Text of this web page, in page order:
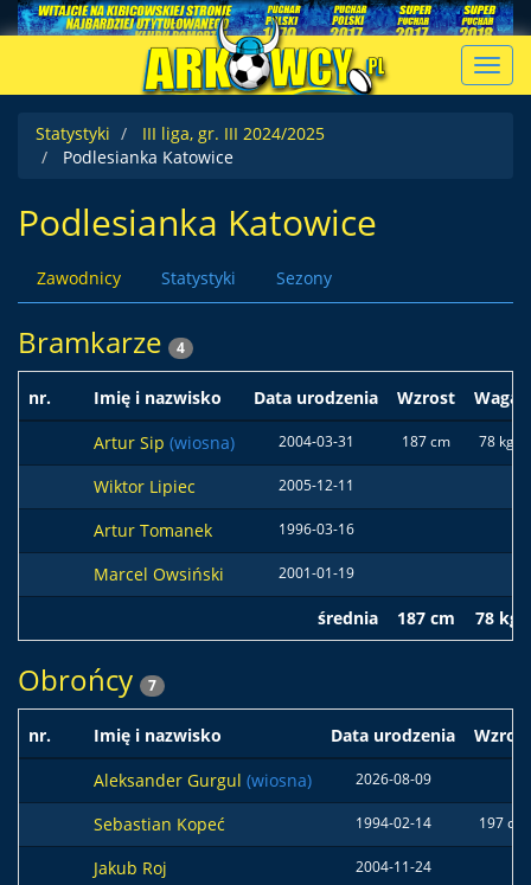
Statystyki
III liga, gr. III 2024/2025
Podlesianka Katowice
Podlesianka Katowice
Zawodnicy Statystyki Sezony
Bramkarze 4
nr. Imię i nazwisko Data urodzenia Wzrost
Waga
Artur Sip (wiosna) 2004-03-31 187 cm 78 kg
Wiktor Lipiec 2005-12-11
Artur Tomanek 1996-03-16
Marcel Owsiński 2001-01-19
średnia 187 cm 78 kg
Obrońcy 7
nr. Imię i nazwisko Data urodzenia
Wzrost
Aleksander Gurgul (wiosna) 2026-08-09
Sebastian Kopeć 1994-02-14 197 cm
Jakub Roj 2004-11-24